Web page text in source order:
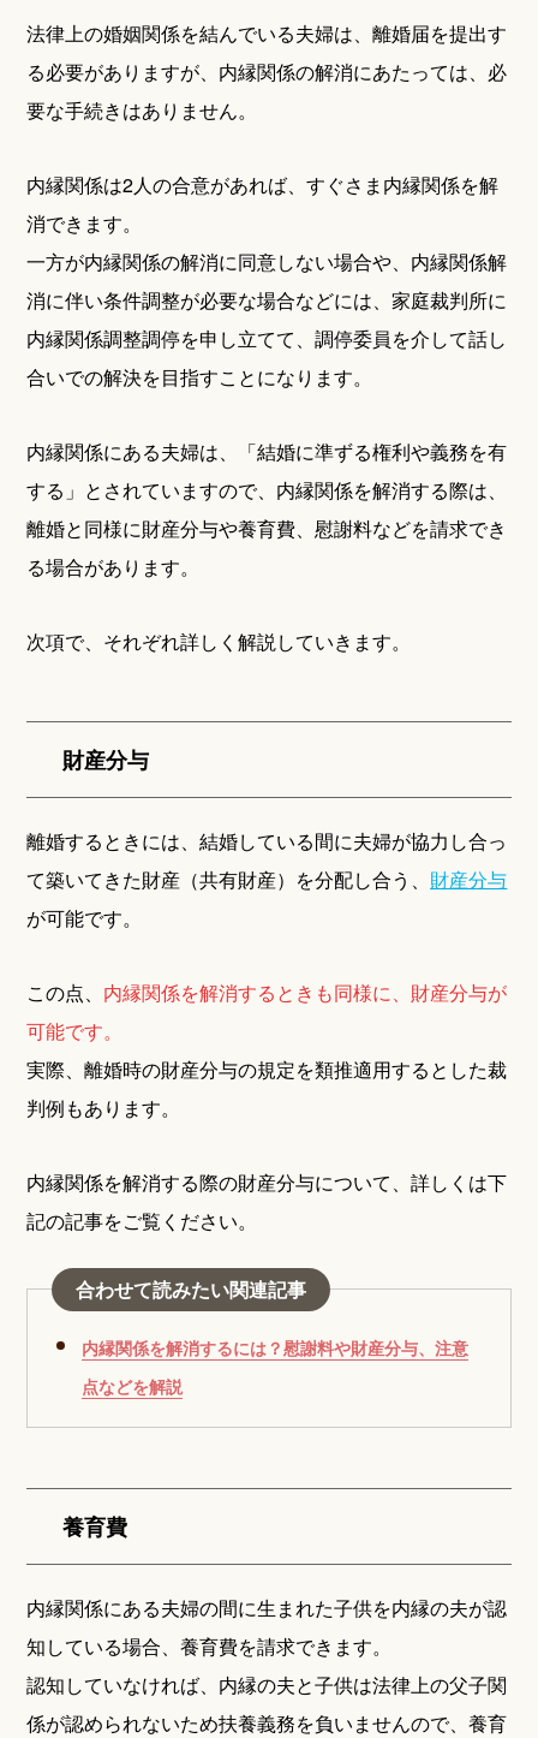
法律上の婚姻関係を結んでいる夫婦は、離婚届を提出す
る必要がありますが、内縁関係の解消にあたっては、必
要な手続きはありません。
内縁関係は2人の合意があれば、すぐさま内縁関係を解
消できます。
一方が内縁関係の解消に同意しない場合や、内縁関係解
消に伴い条件調整が必要な場合などには、家庭裁判所に
内縁関係調整調停を申し立てて、調停委員を介して話し
合いでの解決を目指すことになります。
内縁関係にある夫婦は、「結婚に準ずる権利や義務を有
する」とされていますので、内縁関係を解消する際は、
離婚と同様に財産分与や養育費、慰謝料などを請求でき
る場合があります。
次項で、それぞれ詳しく解説していきます。
財産分与
離婚するときには、結婚している間に夫婦が協力し合っ
て築いてきた財産（共有財産）を分配し合う、 財産分与
が可能です。
この点、 内縁関係を解消するときも同様に、財産分与が
可能です。
実際、離婚時の財産分与の規定を類推適用するとした裁
判例もあります。
内縁関係を解消する際の財産分与について、詳しくは下
記の記事をご覧ください。
合わせて読みたい関連記事
内縁関係を解消するには？慰謝料や財産分与、注意
点などを解説
養育費
内縁関係にある夫婦の間に生まれた子供を内縁の夫が認
知している場合、養育費を請求できます。
認知していなければ、内縁の夫と子供は法律上の父子関
係が認められないため扶養義務を負いませんので、養育